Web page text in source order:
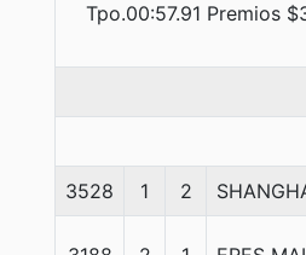
Tpo.00:57.91 Premios
3528 1 2